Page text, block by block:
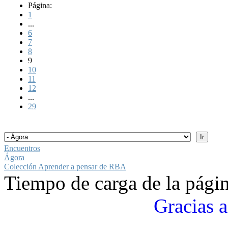
Página:
1
...
6
7
8
9
10
11
12
...
29
Encuentros
Ágora
Colección Aprender a pensar de RBA
Tiempo de carga de la
Gracias a